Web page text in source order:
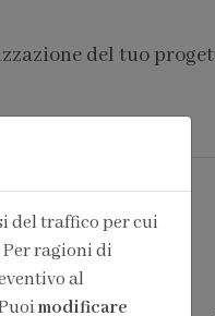
del tuo
del traffico per cui
ragioni di
al
modificare